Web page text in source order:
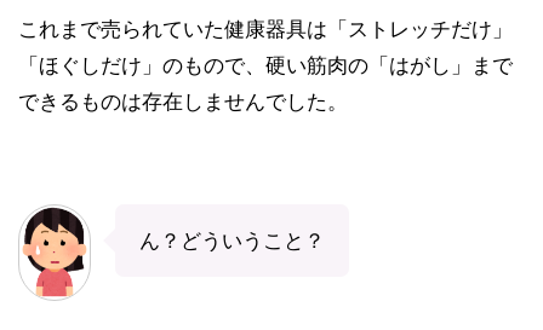
これまで売られていた健康器具は「ストレッチだけ」
「ほぐしだけ」のもので、硬い筋肉の「はがし」まで
できるものは存在しませんでした。
ん？どういうこと？